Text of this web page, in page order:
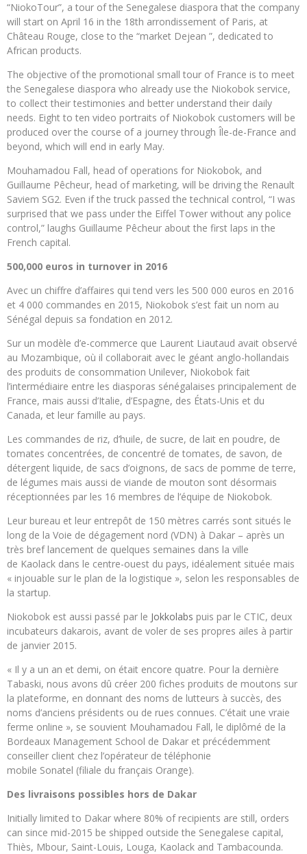
“NiokoTour”, a tour of the Senegalese diaspora that the company
will start on April 16 in the 18th arrondissement of Paris, at
Château Rouge, close to the “market Dejean ”, dedicated to
African products.
The objective of the promotional small tour of France is to meet
the Senegalese diaspora who already use the Niokobok service,
to collect their testimonies and better understand their daily
needs. Eight to ten video portraits of Niokobok customers will be
produced over the course of a journey through Île-de-France and
beyond, which will end in early May.
Mouhamadou Fall, head of operations for Niokobok, and
Guillaume Pêcheur, head of marketing, will be driving the Renault
Saviem SG2. Even if the truck passed the technical control, “I was
surprised that we pass under the Eiffel Tower without any police
control,” laughs Guillaume Pêcheur about the first laps in the
French capital.
500,000 euros in turnover in 2016
Avec un chiffre d’affaires qui tend vers les 500 000 euros en 2016
et 4 000 commandes en 2015, Niokobok s’est fait un nom au
Sénégal depuis sa fondation en 2012.
Sur un modèle d’e-commerce que Laurent Liautaud avait observé
au Mozambique, où il collaborait avec le géant anglo-hollandais
des produits de consommation Unilever, Niokobok fait
l’intermédiaire entre les diasporas sénégalaises principalement de
France, mais aussi d’Italie, d’Espagne, des États-Unis et du
Canada, et leur famille au pays.
Les commandes de riz, d’huile, de sucre, de lait en poudre, de
tomates concentrées, de concentré de tomates, de savon, de
détergent liquide, de sacs d’oignons, de sacs de pomme de terre,
de légumes mais aussi de viande de mouton sont désormais
réceptionnées par les 16 membres de l’équipe de Niokobok.
Leur bureau et leur entrepôt de 150 mètres carrés sont situés le
long de la Voie de dégagement nord (VDN) à Dakar – après un
très bref lancement de quelques semaines dans la ville
de Kaolack dans le centre-ouest du pays, idéalement située mais
« injouable sur le plan de la logistique », selon les responsables de
la startup.
Niokobok est aussi passé par le Jokkolabs puis par le CTIC, deux
incubateurs dakarois, avant de voler de ses propres ailes à partir
de janvier 2015.
« Il y a un an et demi, on était encore quatre. Pour la dernière
Tabaski, nous avons dû créer 200 fiches produits de moutons sur
la plateforme, en donnant des noms de lutteurs à succès, des
noms d’anciens présidents ou de rues connues. C’était une vraie
ferme online », se souvient Mouhamadou Fall, le diplômé de la
Bordeaux Management School de Dakar et précédemment
conseiller client chez l’opérateur de téléphonie
mobile Sonatel (filiale du français Orange).
Des livraisons possibles hors de Dakar
Initially limited to Dakar where 80% of recipients are still, orders
can since mid-2015 be shipped outside the Senegalese capital,
Thiès, Mbour, Saint-Louis, Louga, Kaolack and Tambacounda.